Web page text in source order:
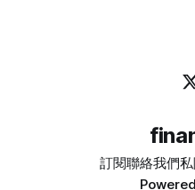
訂閱聯絡我們